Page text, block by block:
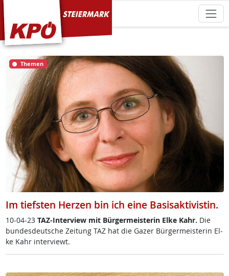
KPÖ Steiermark
Themen
Im tiefsten Herzen bin ich eine Basisaktivistin.
10-04-23 TAZ-In­ter­view mit Bür­ger­meis­te­rin El­ke Kahr. Die
bun­des­deut­sche Zei­tung TAZ hat die Ga­zer Bür­ger­meis­te­rin El­
ke Kahr in­ter­viewt.